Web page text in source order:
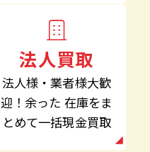
法人買取
法人様・業者様大歓
迎！余った 在庫をま
とめて一括現金買取